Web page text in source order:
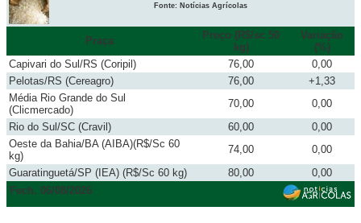
Fonte: Notícias Agrícolas
Praça
Preço (R$/sc 50
kg)
Variação
(%)
Capivari do Sul/RS (Coripil)
76,00
0,00
Pelotas/RS (Cereagro)
76,00
+1,33
Média Rio Grande do Sul
(Clicmercado)
70,00
0,00
Rio do Sul/SC (Cravil)
60,00
0,00
Oeste da Bahia/BA (AIBA)(R$/Sc 60
kg)
74,00
0,00
Guaratinguetá/SP (IEA) (R$/Sc 60 kg)
80,00
0,00
Fech. 06/08/2026